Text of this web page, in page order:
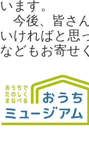
います。
今後、皆さ
いければと思
などもお寄せ